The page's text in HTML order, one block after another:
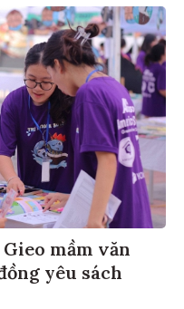
mầm văn
yêu sách